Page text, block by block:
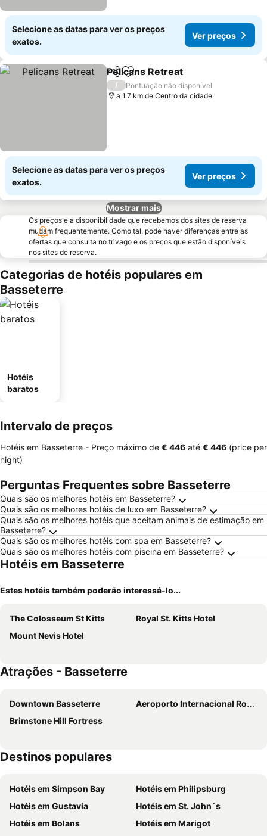
Selecione as datas para ver os preços
exatos.
Ver preços
PartilharAdicionar aos favoritos
Pelicans Retreat
/
Pontuação não disponível
a 1.7 km de Centro da cidade
Selecione as datas para ver os preços
exatos.
Ver preços
Mostrar mais
Os preços e a disponibilidade que recebemos dos sites de reserva
mudam frequentemente. Como tal, pode haver diferenças entre as
ofertas que consulta no trivago e os preços que estão disponíveis
nos sites de reserva.
Categorias de hotéis populares em
Basseterre
Hotéis
baratos
Intervalo de preços
Hotéis em Basseterre - Preço máximo de ‎€ 446 até ‎€ 446 (price per
night)
Perguntas Frequentes sobre Basseterre
Quais são os melhores hotéis em Basseterre?
Quais são os melhores hotéis de luxo em Basseterre?
Quais são os melhores hotéis que aceitam animais de estimação em
Basseterre?
Quais são os melhores hotéis com spa em Basseterre?
Quais são os melhores hotéis com piscina em Basseterre?
Hotéis em Basseterre
Estes hotéis também poderão interessá-lo...
The Colosseum St Kitts
Royal St. Kitts Hotel
Mount Nevis Hotel
Atrações - Basseterre
Downtown Basseterre
Aeroporto Internacional Robert L. Bradshaw
Brimstone Hill Fortress
Destinos populares
Hotéis em Simpson Bay
Hotéis em Philipsburg
Hotéis em Gustavia
Hotéis em St. John´s
Hotéis em Bolans
Hotéis em Marigot